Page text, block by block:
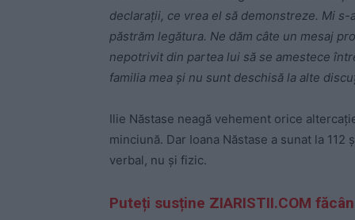
declarații, ce vrea el să demonstreze. Mi
păstrăm legătura. Ne dăm câte un mesaj
nepotrivit din partea lui să se amestece
familia mea și nu sunt deschisă la alte
Ilie Năstase neagă vehement orice
minciună. Dar Ioana Năstase a sunat la
verbal, nu și fizic.
Puteți susține ZIARISTII.COM